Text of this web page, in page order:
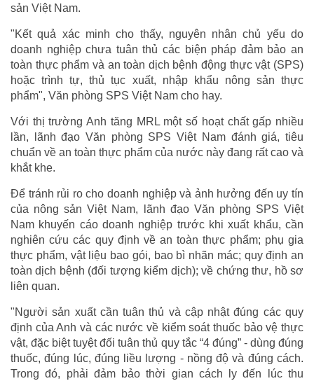
sản Việt Nam.
"Kết quả xác minh cho thấy, nguyên nhân chủ yếu do
doanh nghiệp chưa tuân thủ các biện pháp đảm bảo an
toàn thực phẩm và an toàn dịch bệnh động thực vật (SPS)
hoặc trình tự, thủ tục xuất, nhập khẩu nông sản thực
phẩm", Văn phòng SPS Việt Nam cho hay.
Với thị trường Anh tăng MRL một số hoạt chất gấp nhiều
lần, lãnh đạo Văn phòng SPS Việt Nam đánh giá, tiêu
chuẩn về an toàn thực phẩm của nước này đang rất cao và
khắt khe.
Để tránh rủi ro cho doanh nghiệp và ảnh hưởng đến uy tín
của nông sản Việt Nam, lãnh đạo Văn phòng SPS Việt
Nam khuyến cáo doanh nghiệp trước khi xuất khẩu, cần
nghiên cứu các quy định về an toàn thực phẩm; phụ gia
thực phẩm, vật liệu bao gói, bao bì nhãn mác; quy định an
toàn dịch bệnh (đối tượng kiểm dịch); về chứng thư, hồ sơ
liên quan.
"Người sản xuất cần tuân thủ và cập nhật đúng các quy
định của Anh và các nước về kiểm soát thuốc bảo vệ thực
vật, đặc biệt tuyệt đối tuân thủ quy tắc “4 đúng” - dùng đúng
thuốc, đúng lúc, đúng liều lượng - nồng độ và đúng cách.
Trong đó, phải đảm bảo thời gian cách ly đến lúc thu